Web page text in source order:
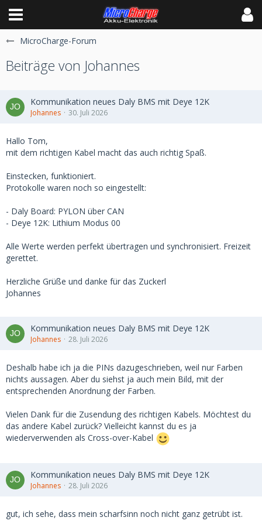
MicroCharge-Forum
Beiträge von Johannes
Kommunikation neues Daly BMS mit Deye 12K
Johannes 30. Juli 2026
Hallo Tom,
mit dem richtigen Kabel macht das auch richtig Spaß.
Einstecken, funktioniert.
Protokolle waren noch so eingestellt:
- Daly Board: PYLON über CAN
- Deye 12K: Lithium Modus 00
Alle Werte werden perfekt übertragen und synchronisiert. Freizeit
gerettet.
Herzliche Grüße und danke für das Zuckerl
Johannes
Kommunikation neues Daly BMS mit Deye 12K
Johannes 28. Juli 2026
Deshalb habe ich ja die PINs dazugeschrieben, weil nur Farben
nichts aussagen. Aber du siehst ja auch mein Bild, mit der
entsprechenden Anordnung der Farben.
Vielen Dank für die Zusendung des richtigen Kabels. Möchtest du
das andere Kabel zurück? Vielleicht kannst du es ja
wiederverwenden als Cross-over-Kabel
Kommunikation neues Daly BMS mit Deye 12K
Johannes 28. Juli 2026
gut, ich sehe, dass mein scharfsinn noch nicht ganz getrübt ist.